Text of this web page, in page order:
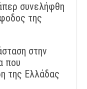
συνελήφθη
της
στην
που
της Ελλάδας